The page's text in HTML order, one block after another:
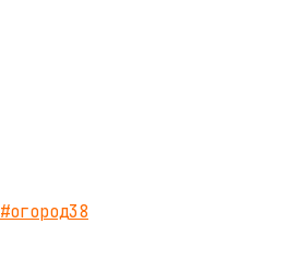
#огород38